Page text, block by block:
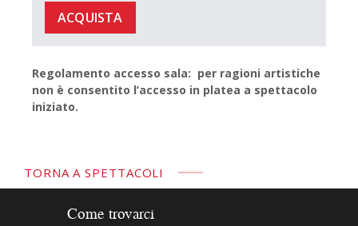
ACQUISTA
Regolamento accesso sala: per ragioni artistiche
non è consentito l’accesso in platea a spettacolo
iniziato.
TORNA A SPETTACOLI
Come trovarci